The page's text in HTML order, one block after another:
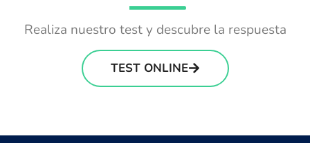
Realiza nuestro test y descubre la respuesta
TEST ONLINE